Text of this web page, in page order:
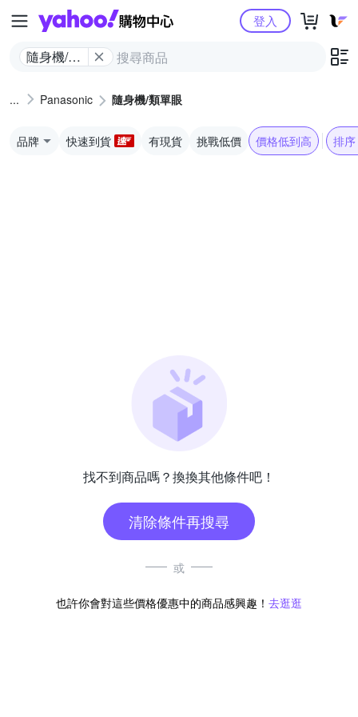
Yahoo購物中心
隨身機/類
登入
Panasonic 隨身機/類單眼
品牌 快速到貨 有現貨 挑戰低價 價格低到高 排序
找不到商品嗎？換換其他條件吧！
清除條件再搜尋
或
也許你會對這些價格優惠中的商品感興趣！ 去逛逛